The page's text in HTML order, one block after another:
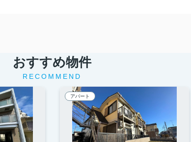
おすすめ物件
RECOMMEND
アパート